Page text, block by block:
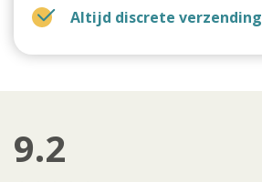
Altijd discrete verzending
9.2